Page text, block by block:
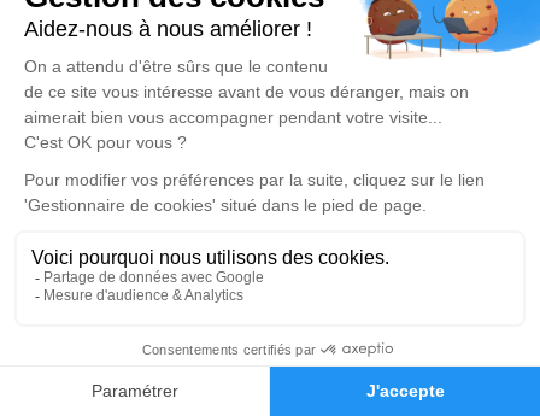
Faire-part Hommages
poèmes ou des textes. Cet endroit est un lieu
d'expression dédié à honorer la mémoire de Marianne
SOUGEY.
Un service de plantation d’arbre hommage est
disponible ici.
Je rends hommage
Cérémonie
Église Saint-Pierre et Saint-Paul rue de l'Eglise
38080 l'Isle d'Abeau